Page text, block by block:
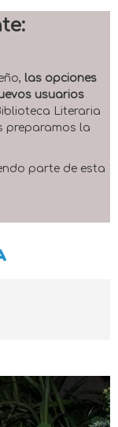
las opciones
usuarios
Literaria
preparamos la
parte de esta